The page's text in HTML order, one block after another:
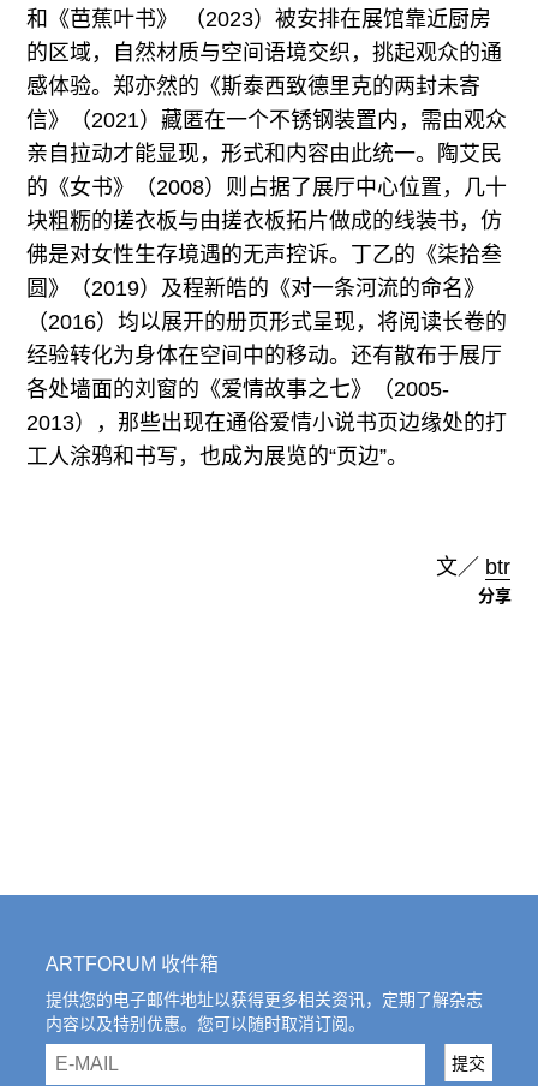
和《芭蕉叶书》 （2023）被安排在展馆靠近厨房
的区域，自然材质与空间语境交织，挑起观众的通
感体验。郑亦然的《斯泰西致德里克的两封未寄
信》（2021）藏匿在一个不锈钢装置内，需由观众
亲自拉动才能显现，形式和内容由此统一。陶艾民
的《女书》（2008）则占据了展厅中心位置，几十
块粗粝的搓衣板与由搓衣板拓片做成的线装书，仿
佛是对女性生存境遇的无声控诉。丁乙的《柒拾叁
圆》（2019）及程新皓的《对一条河流的命名》
（2016）均以展开的册页形式呈现，将阅读长卷的
经验转化为身体在空间中的移动。还有散布于展厅
各处墙面的刘窗的《爱情故事之七》（2005-
2013），那些出现在通俗爱情小说书页边缘处的打
工人涂鸦和书写，也成为展览的“页边”。
文／ btr
分享
ARTFORUM 收件箱
提供您的电子邮件地址以获得更多相关资讯，定期了解杂志
内容以及特别优惠。您可以随时取消订阅。
email 提交